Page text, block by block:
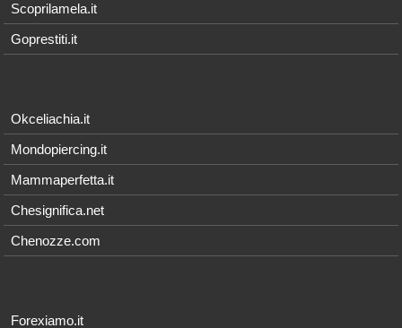
Scoprilamela.it
Goprestiti.it
Okceliachia.it
Mondopiercing.it
Mammaperfetta.it
Chesignifica.net
Chenozze.com
Forexiamo.it